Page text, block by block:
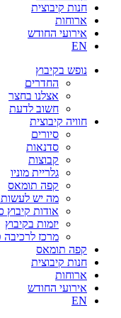
חנות קיבוצית
ארוחות
אירועי החודש
EN
נופש בקיבוץ
החדרים
אצלנו בחצר
חשוב לדעת
חוויה קיבוצית
סיורים
סדנאות
קבוצות
גלריית מוניו
קפה תומאס
מה יש
אודות קיבוץ
יזמות בקיבוץ
מרכז לרכיבה
קפה תומאס
חנות קיבוצית
ארוחות
אירועי החודש
EN